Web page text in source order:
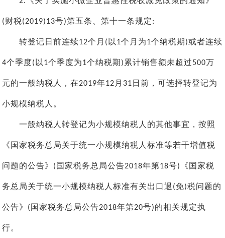
(财税(2019)13号)第五条、第十一条规定:
转登记日前连续12个月 ( 以 1个月为1个纳税期 )或者连续
4个季度( 以 1个季度为1个纳税期 ) 累计销售额未超过500万
元的一般纳税人，在2019年12 月 31 日前，可选择转登记为
小规模纳税人。
一般纳税人转登记为小规模纳税人的其他事宜，按照
《国家税务总局关于统一小规模纳税人标准等若干增值税
问题的公告》 ( 国家税务总局公告2018年第18号) 《国家税
务总局关于统一小规模纳税人标准有关出口退 (免)税问题的
公告》 ( 国家税务总局公告2018年第20号)的相关规定执
行。